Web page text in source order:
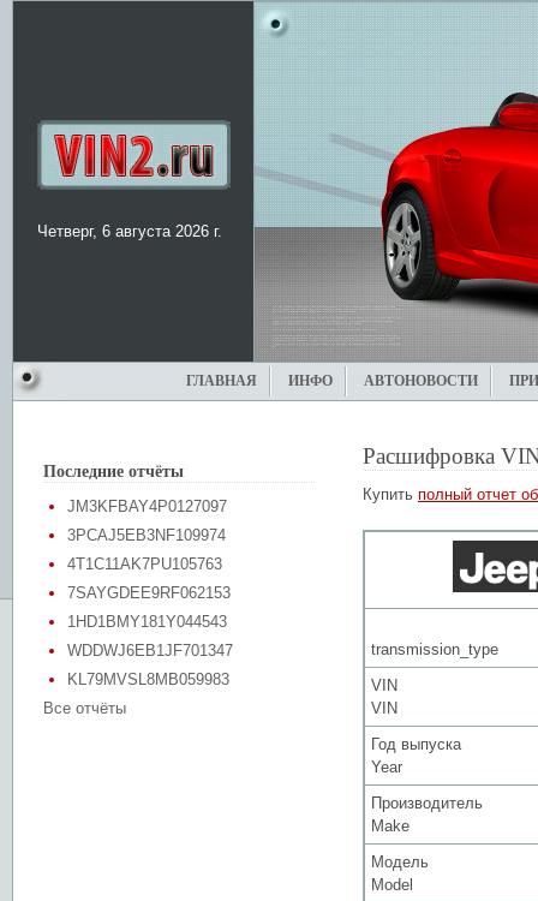
Четверг, 6 августа 2026 г.
ГЛАВНАЯ ИНФО АВТОНОВОСТИ
Последние отчёты
JM3KFBAY4P0127097
3PCAJ5EB3NF109974
4T1C11AK7PU105763
7SAYGDEE9RF062153
1HD1BMY181Y044543
WDDWJ6EB1JF701347
KL79MVSL8MB059983
Все отчёты
Расшифровка
Купить полный отчет
transmission_type
VIN
VIN
Год выпуска
Year
Производитель
Make
Модель
Model